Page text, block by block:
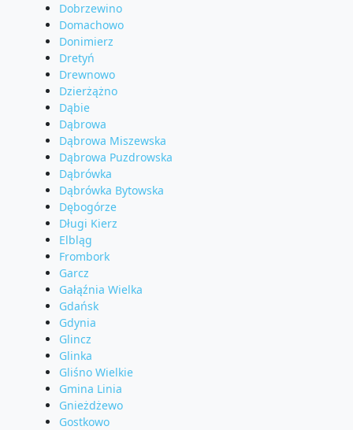
Dobrzewino
Domachowo
Donimierz
Dretyń
Drewnowo
Dzierżążno
Dąbie
Dąbrowa
Dąbrowa Miszewska
Dąbrowa Puzdrowska
Dąbrówka
Dąbrówka Bytowska
Dębogórze
Długi Kierz
Elbląg
Frombork
Garcz
Gałąźnia Wielka
Gdańsk
Gdynia
Glincz
Glinka
Gliśno Wielkie
Gmina Linia
Gnieżdżewo
Gostkowo